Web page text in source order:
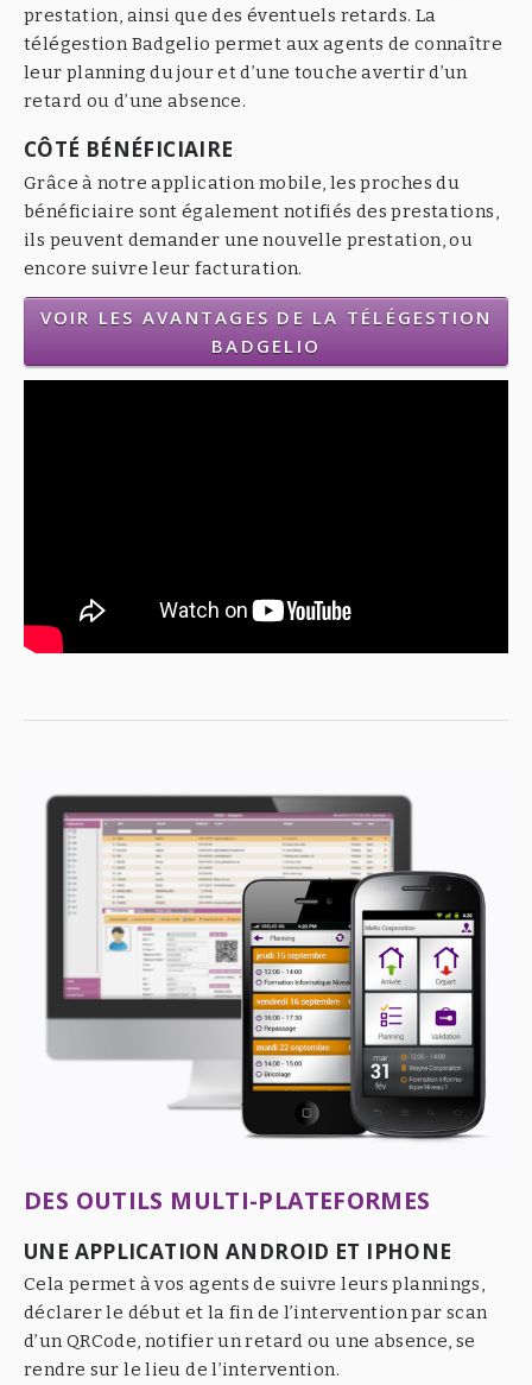
prestation, ainsi que des éventuels retards. La
télégestion Badgelio permet aux agents de connaître
leur planning du jour et d’une touche avertir d’un
retard ou d’une absence.
CÔTÉ BÉNÉFICIAIRE
Grâce à notre application mobile, les proches du
bénéficiaire sont également notifiés des prestations,
ils peuvent demander une nouvelle prestation, ou
encore suivre leur facturation.
VOIR LES AVANTAGES DE LA TÉLÉGESTION
BADGELIO
DES OUTILS MULTI-PLATEFORMES
UNE APPLICATION ANDROID ET IPHONE
Cela permet à vos agents de suivre leurs plannings,
déclarer le début et la fin de l’intervention par scan
d’un QRCode, notifier un retard ou une absence, se
rendre sur le lieu de l’intervention.